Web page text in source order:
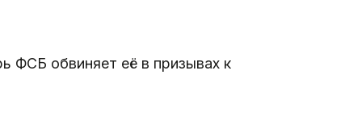
ФСБ обвиняет её в призывах к